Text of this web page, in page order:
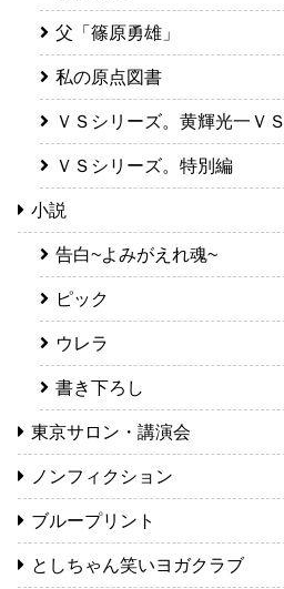
父「篠原勇雄」
私の原点図書
ＶＳシリーズ。黄輝光一ＶＳ
ＶＳシリーズ。特別編
小説
告白~よみがえれ魂~
ピック
ウレラ
書き下ろし
東京サロン・講演会
ノンフィクション
ブループリント
としちゃん笑いヨガクラブ